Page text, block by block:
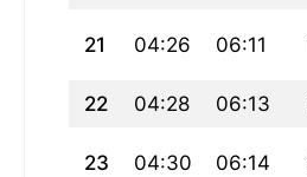
21 04:26 06:11
22 04:28 06:13
23 04:30 06:14